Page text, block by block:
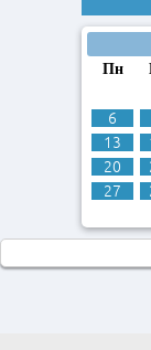
Пн
6
13
20
27